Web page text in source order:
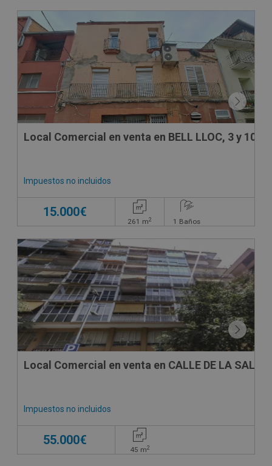
Local Comercial en venta en BELL LLOC, 3 y 10
Impuestos no incluidos
15.000€
261 m2 1 Baños
CESIÓN DE REMATE
Local Comercial en venta en CALLE DE LA
Impuestos no incluidos
55.000€
45 m2